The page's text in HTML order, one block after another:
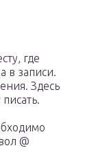
где
в записи.
Здесь
@